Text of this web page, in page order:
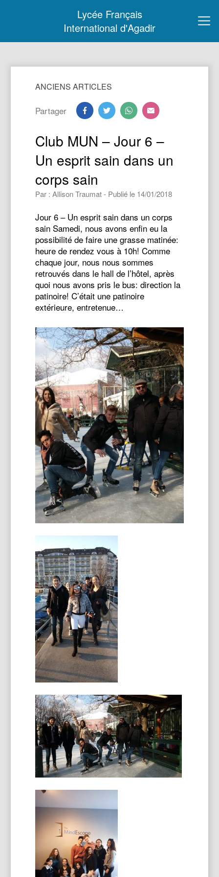
Lycée Français
International d'Agadir
ANCIENS ARTICLES
Partager
Club MUN – Jour 6 –
Un esprit sain dans un
corps sain
Par : Allison Traumat - Publié le 14/01/2018
Jour 6 – Un esprit sain dans un corps
sain Samedi, nous avons enfin eu la
possibilité de faire une grasse matinée:
heure de rendez vous à 10h! Comme
chaque jour, nous nous sommes
retrouvés dans le hall de l’hôtel, après
quoi nous avons pris le bus: direction la
patinoire! C’était une patinoire
extérieure, entretenue…